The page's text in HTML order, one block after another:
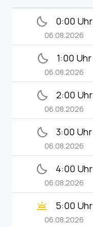
bedtime 0:00 Uhr
06.08.2026
bedtime 1:00 Uhr
06.08.2026
bedtime 2:00 Uhr
06.08.2026
bedtime 3:00 Uhr
06.08.2026
bedtime 4:00 Uhr
06.08.2026
wb_twilight 5:00 Uhr
06.08.2026